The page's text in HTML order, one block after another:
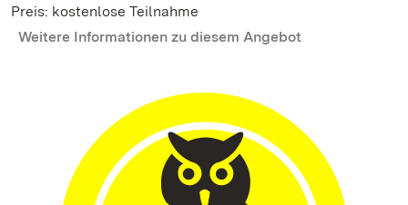
Preis: kostenlose Teilnahme
Weitere Informationen zu diesem Angebot